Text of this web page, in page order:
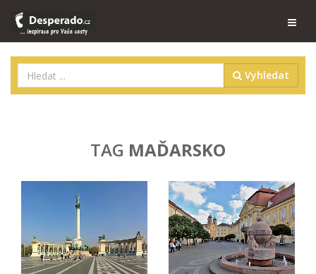
Vyhledat
TAG MAĎARSKO